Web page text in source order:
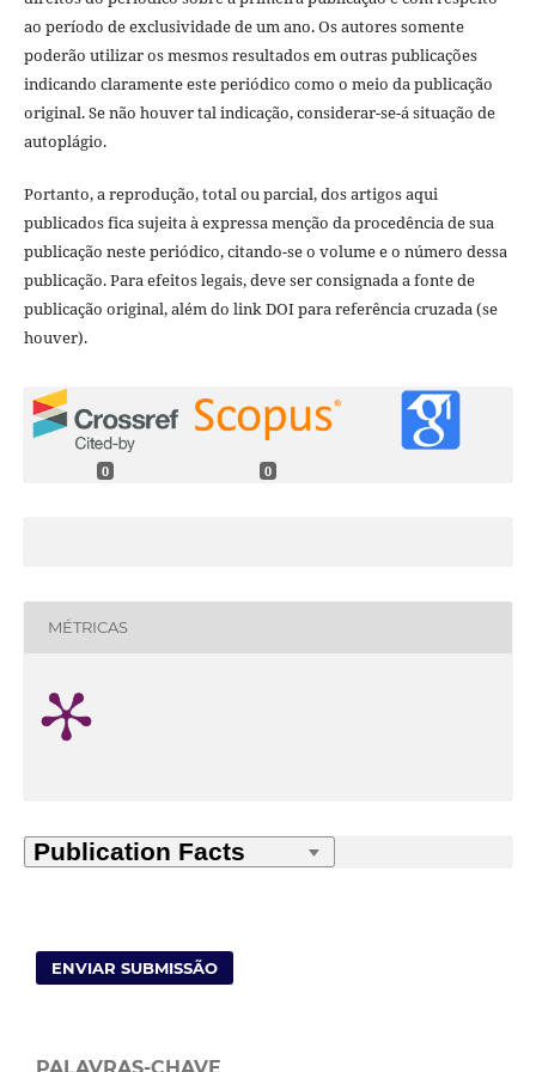
ao período de exclusividade de um ano. Os autores somente
poderão utilizar os mesmos resultados em outras publicações
indicando claramente este periódico como o meio da publicação
original. Se não houver tal indicação, considerar-se-á situação de
autoplágio.
Portanto, a reprodução, total ou parcial, dos artigos aqui
publicados fica sujeita à expressa menção da procedência de sua
publicação neste periódico, citando-se o volume e o número dessa
publicação. Para efeitos legais, deve ser consignada a fonte de
publicação original, além do link DOI para referência cruzada (se
houver).
0 0
MÉTRICAS
ENVIAR SUBMISSÃO